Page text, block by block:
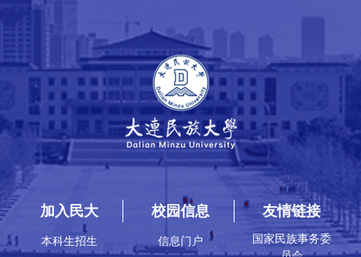
加入民大
本科生招生
校园信息
信息门户
友情链接
国家民族事务委